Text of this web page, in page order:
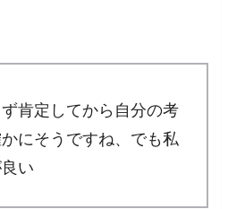
肯定してから自分の考
にそうですね、でも私
い